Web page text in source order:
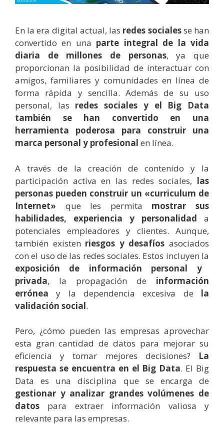
En la era digital actual, las redes socialesse han
convertido en una parte integral de la vida
diaria de millones de personas, ya que
proporcionan la posibilidad de interactuar con
amigos, familiares y comunidades en línea de
forma rápida y sencilla. Además de su uso
personal, las redes sociales y el Big Data
también se han convertido en una
herramienta poderosa para construir una
marca personal y profesional en línea.
A través de la creación de contenido y la
participación activa en las redes sociales, las
personas pueden construir un «curriculum de
Internet» que les permita mostrar sus
habilidades, experiencia y personalidad a
potenciales empleadores y clientes. Aunque,
también existen riesgos y desafíos asociados
con el uso de las redes sociales. Estos incluyen la
exposición de información personal y
privada, la propagación de información
errónea y la dependencia excesiva de la
validación social.
Pero, ¿cómo pueden las empresas aprovechar
esta gran cantidad de datos para mejorar su
eficiencia y tomar mejores decisiones? La
respuesta se encuentra en el Big Data. El Big
Data es una disciplina que se encarga de
gestionar y analizar grandes volúmenes de
datos para extraer información valiosa y
relevante para las empresas.